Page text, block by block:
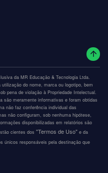
da MR Educação & Tecnologia Ltda.
do nome, marca ou logotipo, bem
pena de violação à Propriedade Intelectual.
são meramente informativas e foram obtidas
não faz conferência individual das
não configuram, sob nenhuma hipótese,
disponibilizadas em relatórios são
cientes dos "Termos de Uso" e da
únicos responsáveis pela destinação que